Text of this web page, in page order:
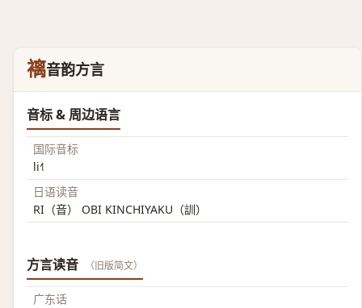
褵音韵方言
音标 & 周边语言
国际音标
li˧˥
日语读音
RI（音） OBI KINCHIYAKU（訓）
方言读音 （旧版简文）
广东话